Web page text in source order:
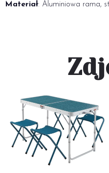
Materiał: Aluminiowa rama,